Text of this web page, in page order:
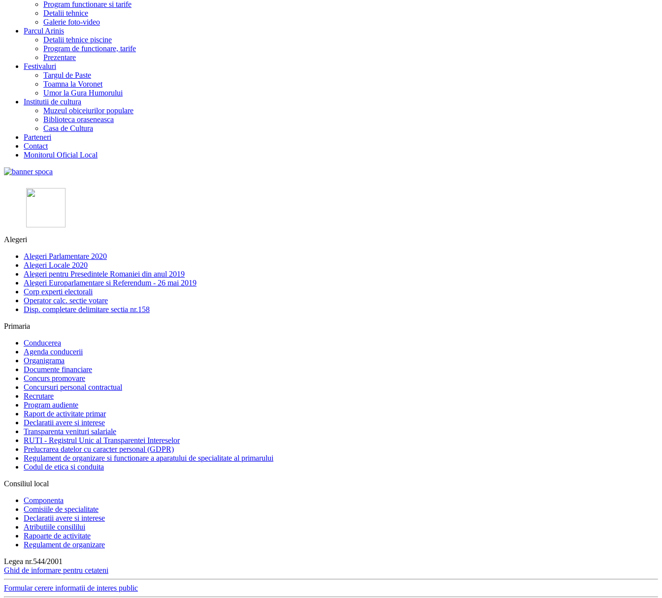
Program functionare si tarife
Detalii tehnice
Galerie foto-video
Parcul Arinis
Detalii tehnice piscine
Program de functionare, tarife
Prezentare
Festivaluri
Targul de Paste
Toamna la Voronet
Umor la Gura Humorului
Institutii de cultura
Muzeul obiceiurilor populare
Biblioteca oraseneasca
Casa de Cultura
Parteneri
Contact
Monitorul Oficial Local
Alegeri
Alegeri Parlamentare 2020
Alegeri Locale 2020
Alegeri pentru Presedintele Romaniei din anul 2019
Alegeri Europarlamentare si Referendum - 26 mai 2019
Corp experti electorali
Operator calc. sectie votare
Disp. completare delimitare sectia nr.158
Primaria
Conducerea
Agenda conducerii
Organigrama
Documente financiare
Concurs promovare
Concursuri personal contractual
Recrutare
Program audiente
Raport de activitate primar
Declaratii avere si interese
Transparenta venituri salariale
RUTI - Registrul Unic al Transparentei Intereselor
Prelucrarea datelor cu caracter personal (GDPR)
Regulament de organizare si functionare a aparatului de specialitate al primarului
Codul de etica si conduita
Consiliul local
Componenta
Comisiile de specialitate
Declaratii avere si interese
Atributiile consililui
Rapoarte de activitate
Regulament de organizare
Legea nr.544/2001
Ghid de informare pentru cetateni
Formular cerere informatii de interes public